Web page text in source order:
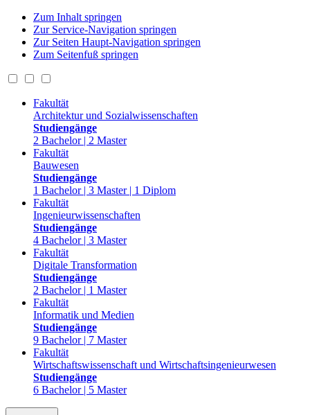
Zum Inhalt springen
Zur Service-Navigation springen
Zur Seiten Haupt-Navigation springen
Zum Seitenfuß springen
Fakultät
Architektur und Sozialwissenschaften
Studiengänge
2 Bachelor | 2 Master
Fakultät
Bauwesen
Studiengänge
1 Bachelor | 3 Master | 1 Diplom
Fakultät
Ingenieurwissenschaften
Studiengänge
4 Bachelor | 3 Master
Fakultät
Digitale Transformation
Studiengänge
2 Bachelor | 1 Master
Fakultät
Informatik und Medien
Studiengänge
9 Bachelor | 7 Master
Fakultät
Wirtschaftswissenschaft und Wirtschaftsingenieurwesen
Studiengänge
6 Bachelor | 5 Master